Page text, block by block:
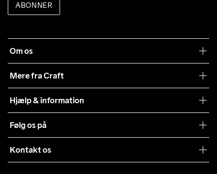
ABONNER
Om os
Mere fra Craft
Samarbejder
Presse
Sustainability
Hjælp & information
Levering
Kundeservice
Følg os på
Kontakt os